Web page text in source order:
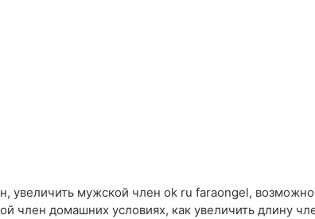
увеличить мужской член ok ru faraongel,
член домашних условиях, как увеличить длину